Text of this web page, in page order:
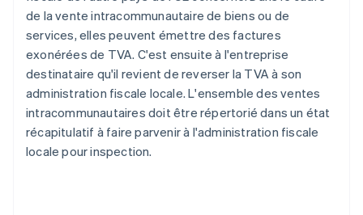
de la vente intracommunautaire de biens ou de
services, elles peuvent émettre des factures
exonérées de TVA. C'est ensuite à l'entreprise
destinataire qu'il revient de reverser la TVA à son
administration fiscale locale. L'ensemble des ventes
intracommunautaires doit être répertorié dans un état
récapitulatif à faire parvenir à l'administration fiscale
locale pour inspection.